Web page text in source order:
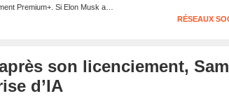
Premium+. Si Elon Musk a…
RÉSEAUX
son licenciement, Sam
d’IA